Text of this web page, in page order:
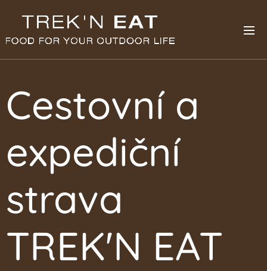
Cestovní a
expediční
strava
TREK'N EAT